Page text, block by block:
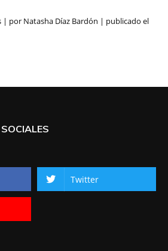
| por Natasha Díaz Bardón | publicado el
Twitter